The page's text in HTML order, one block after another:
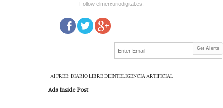
Follow elmercuriodigital.es:
Get Alerts
AI FREE: DIARIO LIBRE DE INTELIGENCIA ARTIFICIAL
Ads Inside Post